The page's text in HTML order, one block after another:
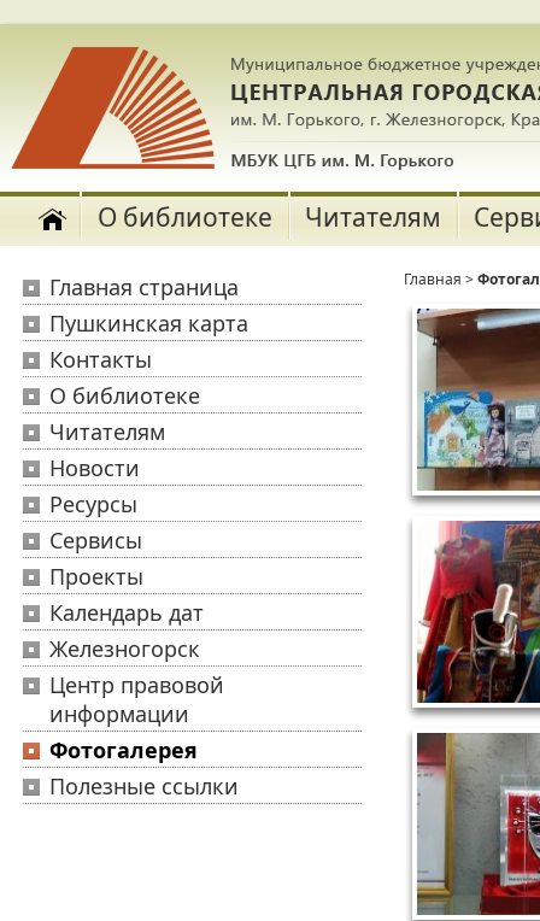
О библиотеке Читателям
Главная страница
Пушкинская карта
Контакты
О библиотеке
Читателям
Новости
Ресурсы
Сервисы
Проекты
Календарь дат
Железногорск
Центр правовой
информации
Фотогалерея
Полезные ссылки
Главная >